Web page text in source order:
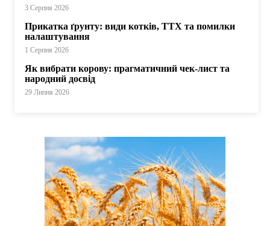
3 Серпня 2026
Прикатка ґрунту: види котків, ТТХ та помилки
налаштування
1 Серпня 2026
Як вибрати корову: прагматичний чек-лист та
народний досвід
29 Липня 2026